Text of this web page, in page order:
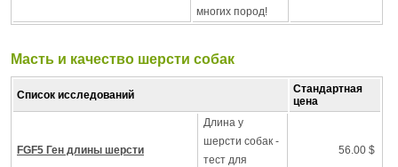
многих пород!
Масть и качество шерсти собак
Список исследований
Стандартная
цена
FGF5 Ген длины шерсти
Длина у
шерсти собак -
тест для
56.00 $